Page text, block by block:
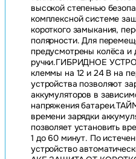
высокой степенью
комплексной системе
короткого замыкания,
полярности. Для
предусмотрены колёса
ручки.ГИБРИДНОЕ
клеммы на 12 и 24 В на
устройства позволяют
аккумуляторов в
напряжения
времени зарядки
позволяет установить
1 до 60 минут. По
устройство